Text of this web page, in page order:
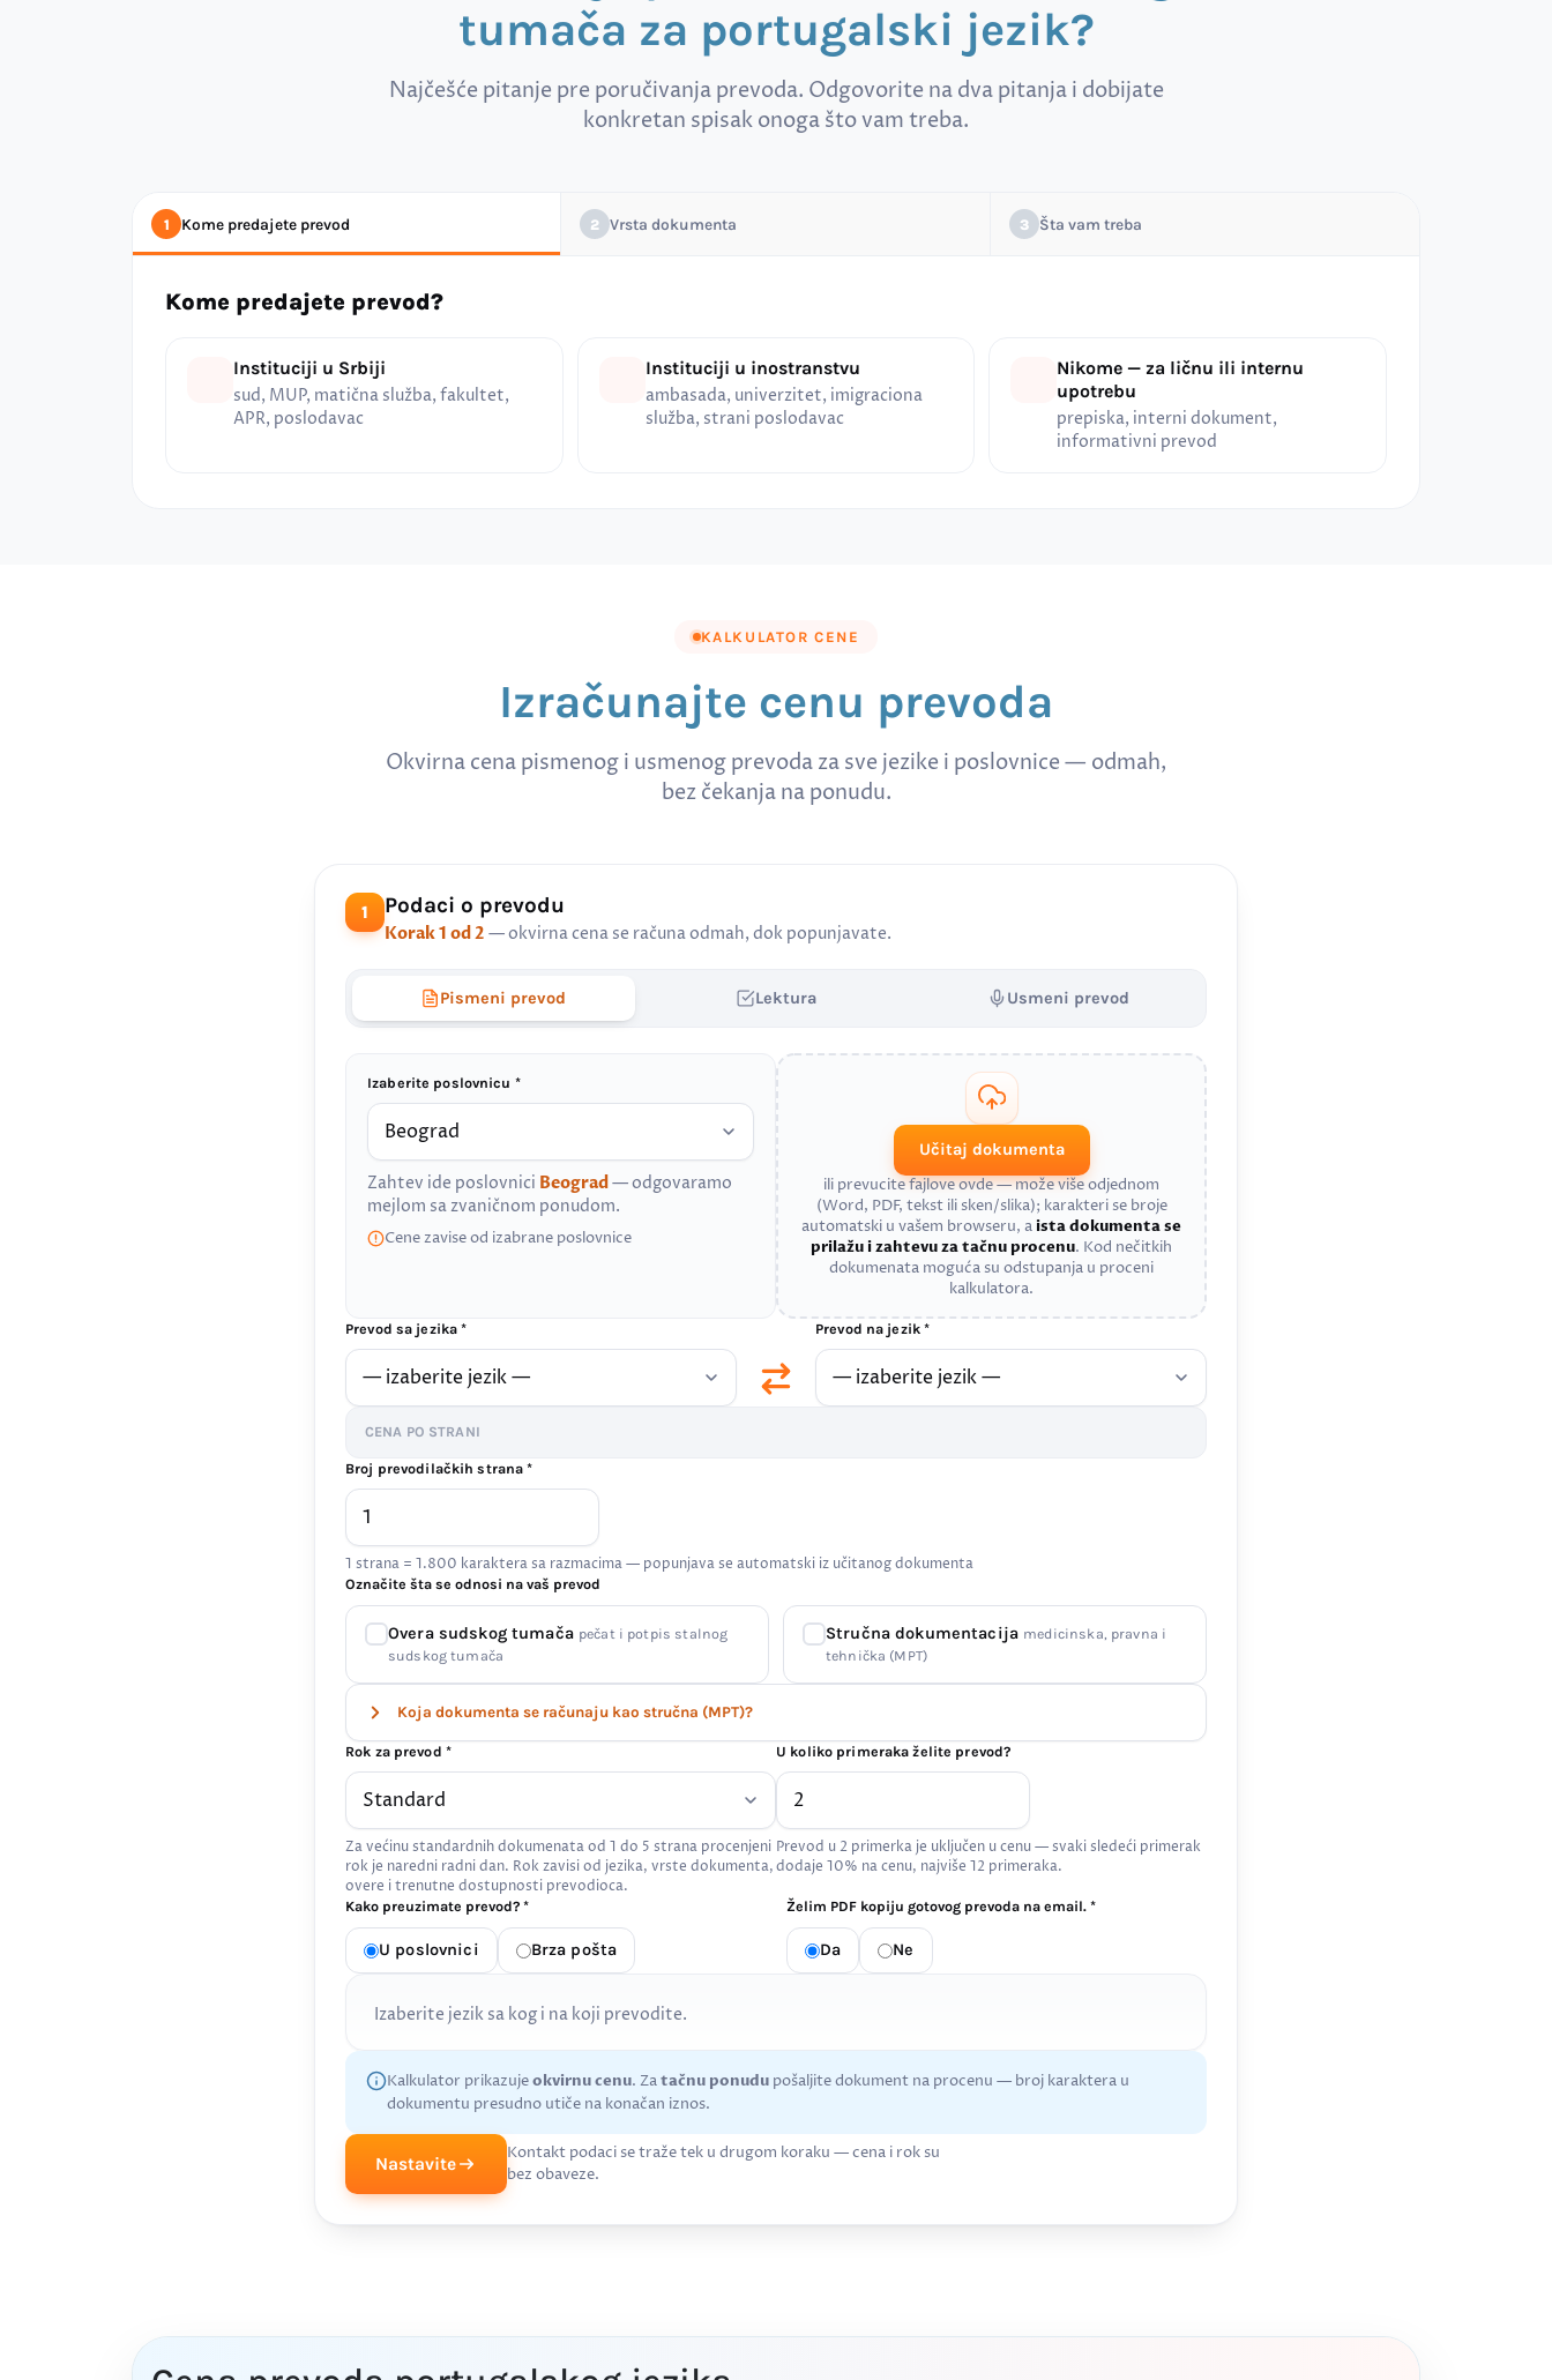
tumača za portugalski jezik?
Najčešće pitanje pre poručivanja prevoda. Odgovorite na dva pitanja i dobijate
konkretan spisak onoga što vam treba.
1 Kome predajete prevod 2 Vrsta dokumenta 3 Šta vam treba
Kome predajete prevod?
Instituciji u Srbiji
sud, MUP, matična služba, fakultet,
APR, poslodavac
Instituciji u inostranstvu
ambasada, univerzitet, imigraciona
služba, strani poslodavac
Nikome — za ličnu ili internu
upotrebu
prepiska, interni dokument,
informativni prevod
KALKULATOR CENE
Izračunajte cenu prevoda
Okvirna cena pismenog i usmenog prevoda za sve jezike i poslovnice — odmah,
bez čekanja na ponudu.
1 Podaci o prevodu
Korak 1 od 2 — okvirna cena se računa odmah, dok popunjavate.
Pismeni prevod Lektura Usmeni prevod
Izaberite poslovnicu *
Zahtev ide poslovnici Beograd— odgovaramo
mejlom sa zvaničnom ponudom.
Cene zavise od izabrane poslovnice
Učitaj dokumenta
ili prevucite fajlove ovde — može više odjednom
(Word, PDF, tekst ili sken/slika); karakteri se broje
automatski u vašem browseru, aista dokumenta se
prilažu i zahtevu za tačnu procenu. Kod nečitkih
dokumenata moguća su odstupanja u proceni
kalkulatora.
Prevod sa jezika * Prevod na jezik *
CENA PO STRANI
Broj prevodilačkih strana *
1 strana = 1.800 karaktera sa razmacima — popunjava se automatski iz učitanog dokumenta
Označite šta se odnosi na vaš prevod
Overa sudskog tumača pečat i potpis stalnog
sudskog tumača
Stručna dokumentacija medicinska, pravna i
tehnička (MPT)
Koja dokumenta se računaju kao stručna (MPT)?
Rok za prevod *
Za većinu standardnih dokumenata od 1 do 5 strana procenjeni
rok je naredni radni dan. Rok zavisi od jezika, vrste dokumenta,
overe i trenutne dostupnosti prevodioca.
U koliko primeraka želite prevod?
Prevod u 2 primerka je uključen u cenu — svaki sledeći primerak
dodaje 10% na cenu, najviše 12 primeraka.
Kako preuzimate prevod? *
U poslovnici Brza pošta
Želim PDF kopiju gotovog prevoda na email. *
Da Ne
Izaberite jezik sa kog i na koji prevodite.
Kalkulator prikazujeokvirnu cenu. Zatačnu ponudu pošaljite dokument na procenu — broj karaktera u
dokumentu presudno utiče na konačan iznos.
Nastavite
Kontakt podaci se traže tek u drugom koraku — cena i rok su
bez obaveze.